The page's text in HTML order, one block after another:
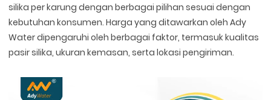
silika per karung dengan berbagai pilihan sesuai dengan
kebutuhan konsumen. Harga yang ditawarkan oleh Ady
Water dipengaruhi oleh berbagai faktor, termasuk kualitas
pasir silika, ukuran kemasan, serta lokasi pengiriman.